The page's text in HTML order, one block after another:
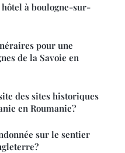
à boulogne-sur-
pour une
de la Savoie en
des sites historiques
en Roumanie?
sur le sentier